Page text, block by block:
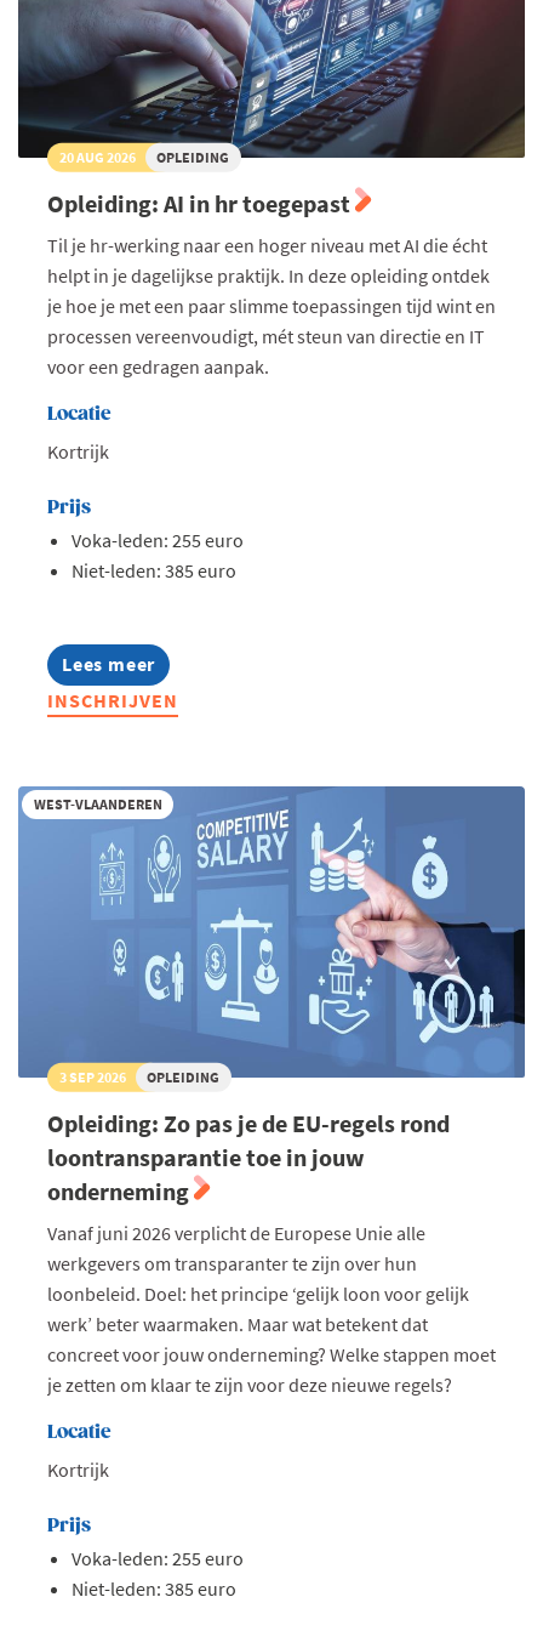
20 AUG 2026 OPLEIDING
Opleiding: AI in hr toegepast
Til je hr-werking naar een hoger niveau met AI die écht
helpt in je dagelijkse praktijk. In deze opleiding ontdek
je hoe je met een paar slimme toepassingen tijd wint en
processen vereenvoudigt, mét steun van directie en IT
voor een gedragen aanpak.
Locatie
Kortrijk
Prijs
Voka-leden: 255 euro
Niet-leden: 385 euro
Lees meer
about
Opleiding:
AI
INSCHRIJVEN
WEST-VLAANDEREN
3 SEP 2026 OPLEIDING
Opleiding: Zo pas je de EU-regels rond
loontransparantie toe in jouw
onderneming
Vanaf juni 2026 verplicht de Europese Unie alle
werkgevers om transparanter te zijn over hun
loonbeleid. Doel: het principe ‘gelijk loon voor gelijk
werk’ beter waarmaken. Maar wat betekent dat
concreet voor jouw onderneming? Welke stappen moet
je zetten om klaar te zijn voor deze nieuwe regels?
Locatie
Kortrijk
Prijs
Voka-leden: 255 euro
Niet-leden: 385 euro